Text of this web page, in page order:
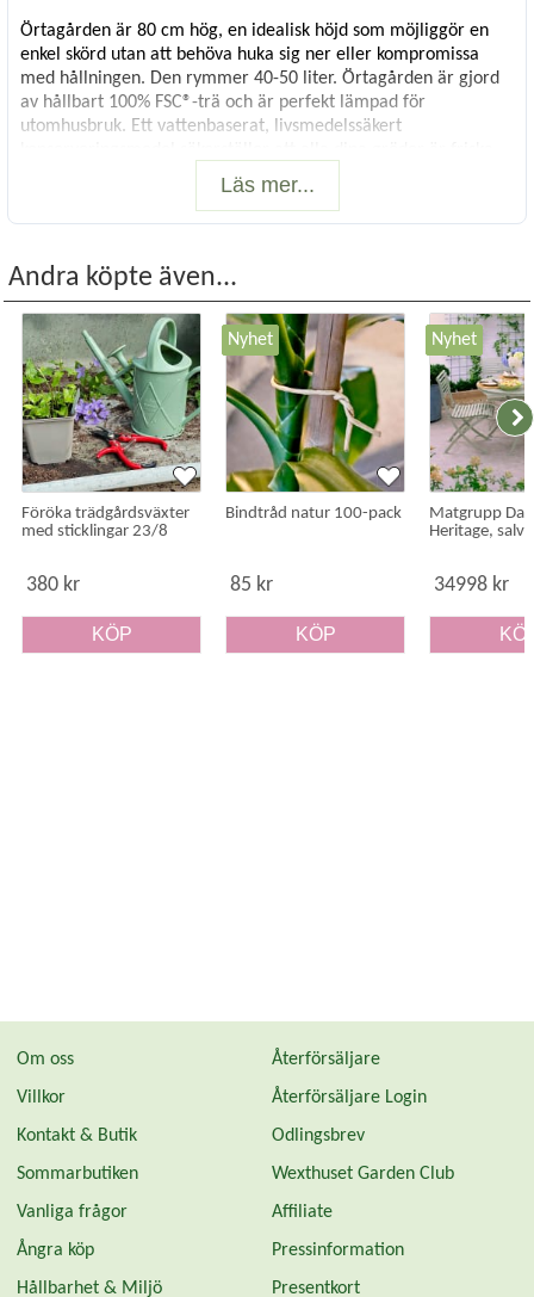
Örtagården är 80 cm hög, en idealisk höjd som möjliggör en
enkel skörd utan att behöva huka sig ner eller kompromissa
med hållningen. Den rymmer 40-50 liter. Örtagården är gjord
av hållbart 100% FSC®-trä och är perfekt lämpad för
utomhusbruk. Ett vattenbaserat, livsmedelssäkert
Bredd
: 78 cm
Djup: 58 cm
Höjd: 80 cm
Läs mer...
Andra köpte även...
Föröka trädgårdsväxter
med sticklingar 23/8
380 kr
KÖP
Nyhet
Bindtråd natur 100-pack
85 kr
KÖP
Nyhet
Matgrupp
Heritage,
34998 kr
Om oss
Villkor
Kontakt & Butik
Sommarbutiken
Vanliga frågor
Ångra köp
Hållbarhet & Miljö
Återförsäljare
Återförsäljare Login
Odlingsbrev
Wexthuset Garden Club
Affiliate
Pressinformation
Presentkort